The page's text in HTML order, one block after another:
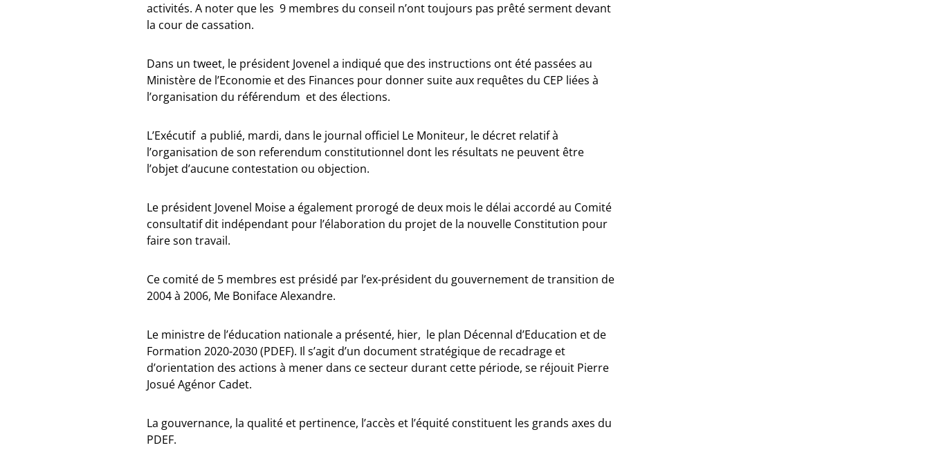
activités. A noter que les 9 membres du conseil n’ont toujours pas prêté serment devant
la cour de cassation.
Dans un tweet, le président Jovenel a indiqué que des instructions ont été passées au
Ministère de l’Economie et des Finances pour donner suite aux requêtes du CEP liées à
l’organisation du référendum et des élections.
L’Exécutif a publié, mardi, dans le journal officiel Le Moniteur, le décret relatif à
l’organisation de son referendum constitutionnel dont les résultats ne peuvent être
l’objet d’aucune contestation ou objection.
Le président Jovenel Moise a également prorogé de deux mois le délai accordé au Comité
consultatif dit indépendant pour l’élaboration du projet de la nouvelle Constitution pour
faire son travail.
Ce comité de 5 membres est présidé par l’ex-président du gouvernement de transition de
2004 à 2006, Me Boniface Alexandre.
Le ministre de l’éducation nationale a présenté, hier, le plan Décennal d’Education et de
Formation 2020-2030 (PDEF). Il s’agit d’un document stratégique de recadrage et
d’orientation des actions à mener dans ce secteur durant cette période, se réjouit Pierre
Josué Agénor Cadet.
La gouvernance, la qualité et pertinence, l’accès et l’équité constituent les grands axes du
PDEF.